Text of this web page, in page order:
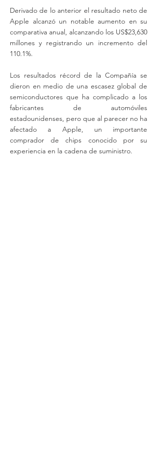
Derivado de lo anterior el resultado neto de
Apple alcanzó un notable aumento en su
comparativa anual, alcanzando los US$23,630
millones y registrando un incremento del
110.1%.
Los resultados récord de la Compañía se
dieron en medio de una escasez global de
semiconductores que ha complicado a los
fabricantes de automóviles
estadounidenses, pero que al parecer no ha
afectado a Apple, un importante
comprador de chips conocido por su
experiencia en la cadena de suministro.